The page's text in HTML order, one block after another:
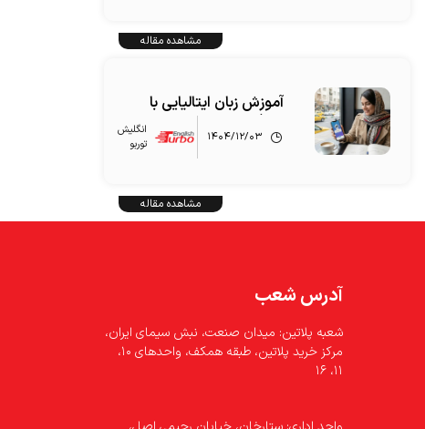
مشاهده مقاله
آموزش زبان ایتالیایی با
هوش مصنوعی
۱۴۰۴/۱۲/۰۳
انگلیش‌
توربو
مشاهده مقاله
آدرس شعب
شعبه پلاتین: میدان صنعت، نبش سیمای ایران،
مرکز خرید پلاتین، طبقه همکف، واحدهای ۱۰،
۱۱، ۱۶